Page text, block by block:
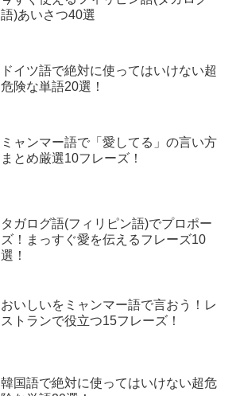
語)あいさつ40選
ドイツ語で絶対に使ってはいけない超
危険な単語20選！
ミャンマー語で「愛してる」の言い方
まとめ厳選10フレーズ！
タガログ語(フィリピン語)でプロポー
ズ！まっすぐ愛を伝えるフレーズ10
選！
おいしいをミャンマー語で言おう！レ
ストランで役立つ15フレーズ！
韓国語で絶対に使ってはいけない超危